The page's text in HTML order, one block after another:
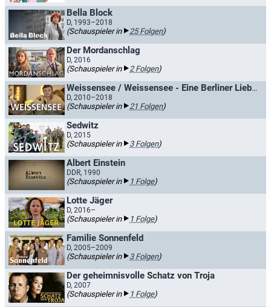
Bella Block
D, 1993–2018
(Schauspieler in 25 Folgen)
Der Mordanschlag
D, 2016
(Schauspieler in 2 Folgen)
Weissensee / Weissensee - Eine Berliner Liebesgeschichte
D, 2010–2018
(Schauspieler in 21 Folgen)
Sedwitz
D, 2015
(Schauspieler in 3 Folgen)
Albert Einstein
DDR, 1990
(Schauspieler in 1 Folge)
Lotte Jäger
D, 2016–
(Schauspieler in 1 Folge)
Familie Sonnenfeld
D, 2005–2009
(Schauspieler in 3 Folgen)
Der geheimnisvolle Schatz von Troja
D, 2007
(Schauspieler in 1 Folge)